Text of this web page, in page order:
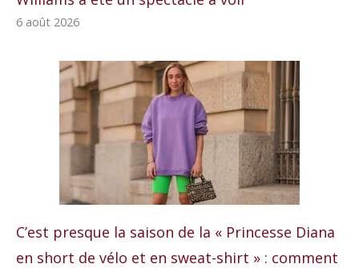
6 août 2026
C’est presque la saison de la « Princesse Diana
en short de vélo et en sweat-shirt » : comment